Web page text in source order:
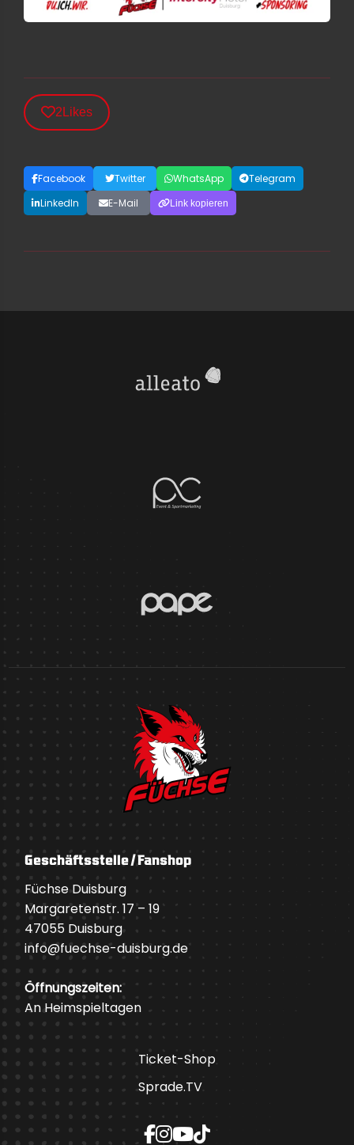
2 Likes
Facebook Twitter WhatsApp
Telegram
LinkedIn
E-Mail Link kopieren
Geschäftsstelle / Fanshop
Füchse Duisburg
Margaretenstr. 17 – 19
47055 Duisburg
info@fuechse-duisburg.de
Öffnungszeiten:
An Heimspieltagen
Ticket-Shop
Sprade.TV